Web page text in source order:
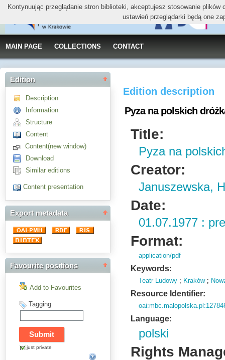
MAIN PAGE COLLECTIONS CONTACT
Edition
Description
Information
Structure
Content
Content(new window)
Download
Similar editions
Content presentation
Export metadata
Favourite positions
Add to Favourites
Tagging
just private
Edition description
Pyza na polskich
Title:
Pyza na
Creator:
Januszewska,
Date:
01.07.1977 :
Format:
application/pdf
Keywords:
Teatr Ludowy ; Kraków;
Resource Identifier:
Language:
polski
Rights
Kontynuując przeglądanie stron biblioteki, akceptujesz stosowanie
ustawień przeglądarki będą one